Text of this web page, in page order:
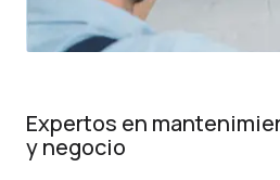
Expertos en
y negocio